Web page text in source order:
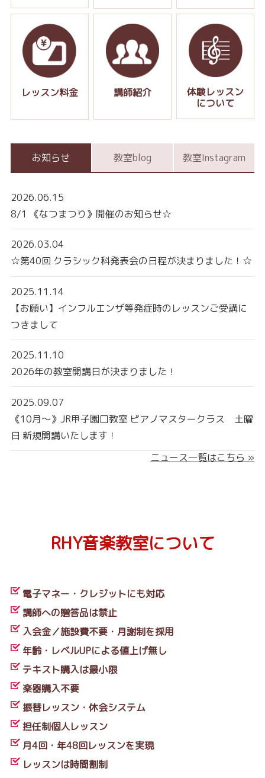
レッスン料金 講師紹介
体験レッスン
について
お知らせ 教室blog 教室Instagram
2026.06.15
8/1 《なつまつり》開催のお知らせ☆
2026.03.04
☆第40回 クラシック科発表会の日程が決まりました！☆
2025.11.14
【お願い】インフルエンザ等発症時のレッスンご受講に
つきまして
2025.11.10
2026年の教室開講日が決まりました！
2025.09.07
《10月〜》JR甲子園口教室 ピアノマスタークラス 土曜
日 新規開講いたします！
ニュース一覧はこちら »
RHY音楽教室について
電子マネー・クレジットにも対応
講師への贈答品は禁止
入会金／施設費不要・月謝制を採用
年齢・レベルUPによる値上げ無し
テキスト購入は最小限
楽器購入不要
振替レッスン・休会システム
担任制個人レッスン
月4回・年48回レッスンを実現
レッスンは時間割制